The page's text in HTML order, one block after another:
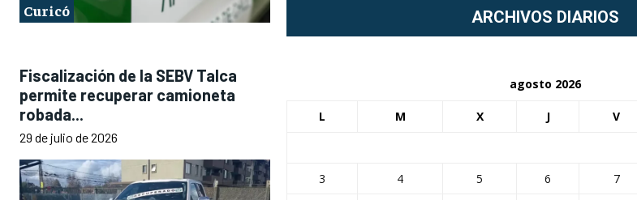
Curicó
Fiscalización de la SEBV Talca
permite recuperar camioneta
robada...
29 de julio de 2026
ARCHIVOS DIARIOS
agosto 2026
L M X J V
3
4 5 6 7